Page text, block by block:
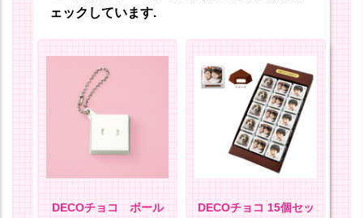
ェックしています.
DECOチョコ ボール
DECOチョコ 15個セッ